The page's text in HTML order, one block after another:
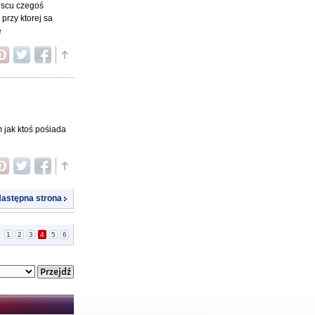
czegoś
ktorej sa
jak ktoś pośiada
strona
1 2 3 4 5 6